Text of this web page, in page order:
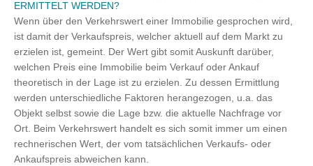
ERMITTELT WERDEN?
Wenn über den Verkehrswert einer Immobilie gesprochen wird,
ist damit der Verkaufspreis, welcher aktuell auf dem Markt zu
erzielen ist, gemeint. Der Wert gibt somit Auskunft darüber,
welchen Preis eine Immobilie beim Verkauf oder Ankauf
theoretisch in der Lage ist zu erzielen. Zu dessen Ermittlung
werden unterschiedliche Faktoren herangezogen, u.a. das
Objekt selbst sowie die Lage bzw. die aktuelle Nachfrage vor
Ort. Beim Verkehrswert handelt es sich somit immer um einen
rechnerischen Wert, der vom tatsächlichen Verkaufs- oder
Ankaufspreis abweichen kann.